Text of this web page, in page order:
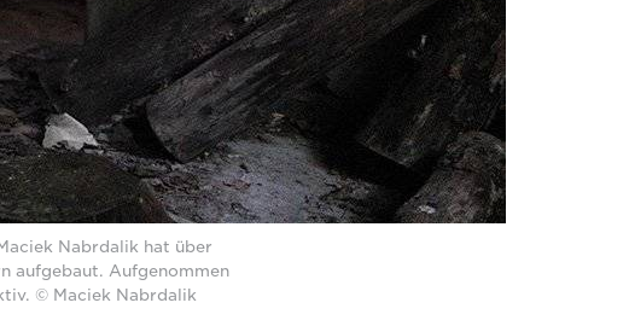
Nabrdalik hat über
aufgebaut. Aufgenommen
© Maciek Nabrdalik